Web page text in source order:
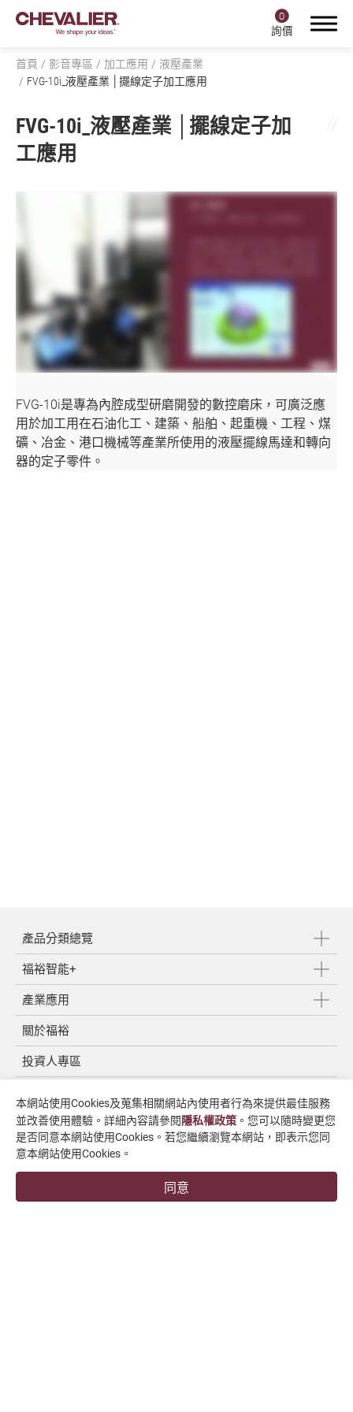
0
詢價
首頁 影音專區 加工應用
液壓產業
FVG-10i_液壓產業 │擺線定子加工應用
FVG-10i_液壓產業 │擺線定子加
工應用
FVG-10i是專為內腔成型研磨開發的數控磨床，可廣泛應
用於加工用在石油化工、建築、船舶、起重機、工程、煤
礦、冶金、港口機械等產業所使用的液壓擺線馬達和轉向
器的定子零件。
產品分類總覽
福裕智能+
產業應用
關於福裕
投資人專區
聯絡我們
支援中心
overseas1@chevalier.com.tw
登入 註冊
產業應用
關於福裕
投資人專區
聯絡我們
媒體中心
支援中心
本網站使用Cookies及蒐集相關網站內使用者行為來提供最佳服務
並改善使用體驗。詳細內容請參閱 隱私權政策 。您可以隨時變更您
是否同意本網站使用Cookies。若您繼續瀏覽本網站，即表示您同
意本網站使用Cookies。
同意